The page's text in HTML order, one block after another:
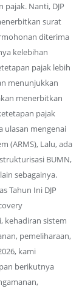
Nanti, DJP
surat
diterima
kelebihan
pajak lebih
menunjukkan
menerbitkan
pajak
ulasan mengenai
(ARMS), Lalu, ada
BUMN,
sebagainya.
Tahun Ini DJP
kehadiran sistem
pemeliharaan,
kami
berikutnya